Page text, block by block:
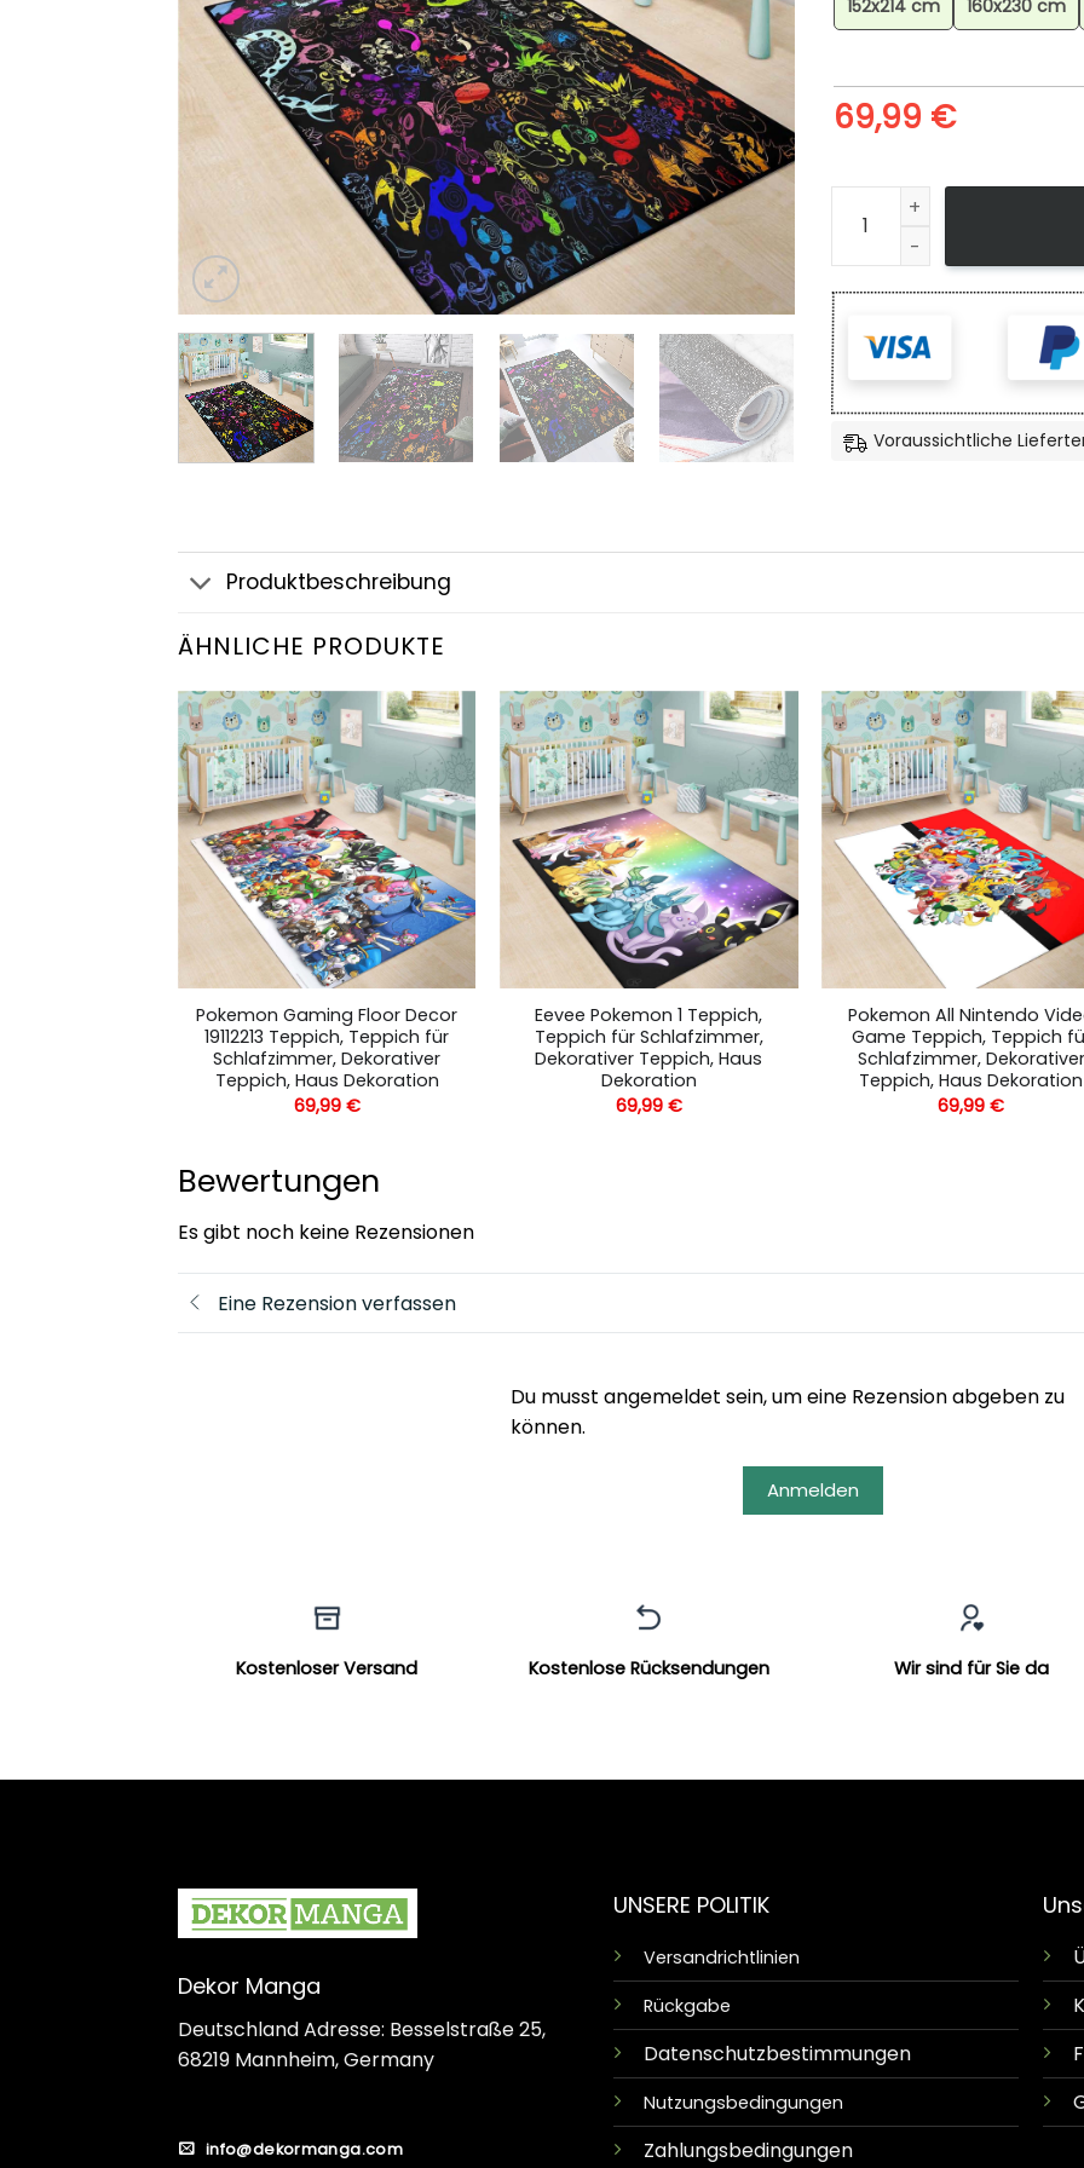
152x214 cm 160x230 cm
69,99 €
The Og 151 Pokemon
Voraussichtliche
Produktbeschreibung
ÄHNLICHE PRODUKTE
Pokemon Gaming Floor Decor
19112213 Teppich, Teppich für
Schlafzimmer, Dekorativer
Teppich, Haus Dekoration
69,99 €
Eevee Pokemon 1 Teppich,
Teppich für Schlafzimmer,
Dekorativer Teppich, Haus
Dekoration
69,99 €
Pokemon All Nintendo
Game Teppich, Teppich
Schlafzimmer, Dekorativer
Teppich, Haus Dekoration
69,99€
Bewertungen
Es gibt noch keine Rezensionen
Eine Rezension verfassen
Du musst angemeldet sein, um eine Rezension abgeben zu
können.
Anmelden
Kostenloser Versand Kostenlose Rücksendungen Wir sind für Sie da
Dekor Manga
Deutschland Adresse: Besselstraße 25,
68219 Mannheim, Germany
info@dekormanga.com
UNSERE POLITIK
Versandrichtlinien
Rückgabe
Datenschutzbestimmungen
Nutzungsbedingungen
Zahlungsbedingungen